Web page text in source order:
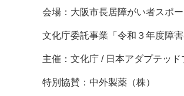
会場：大阪市長居障がい者スポ
文化庁委託事業「令和３年度障
主催：文化庁 / 日本アダプテッ
特別協賛：中外製薬（株）